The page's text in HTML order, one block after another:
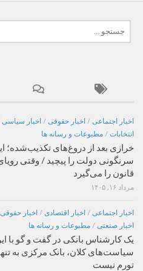
برای:
اخبار اجتماعی / اخبار حقوقی / اخبار سیاسی
انتخابات / مطبوعات و رسانه ها
خرازی بعد از دروغ‌های تکذیب‌شده؛
سرنگونی دولت را پیچید / وقتی
قانون را می‌گیرد
مرداد ۱۶, ۱۴۰۵
اخبار اجتماعی / اخبار اقتصادی / اخبار حقوقی
اخبار صنعتی / مطبوعات و رسانه ها
یک کارشناس بانکی در گفت و گو با
سیاست‌های کلان، بانک مرکزی به
تورم نیست